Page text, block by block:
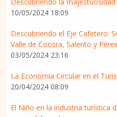
10/05/2024 18:09
Descubriendo el Eje Cafetero:
Valle de Cocora, Salento y
03/05/2024 23:16
La Economía Circular en el
20/04/2024 08:09
El Niño en la industria turística